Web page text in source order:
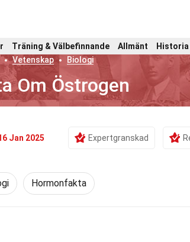
Träning & Välbefinnande Allmänt Historia
Vetenskap Biologi
Om Östrogen
Jan 2025 Expertgranskad
Hormonfakta